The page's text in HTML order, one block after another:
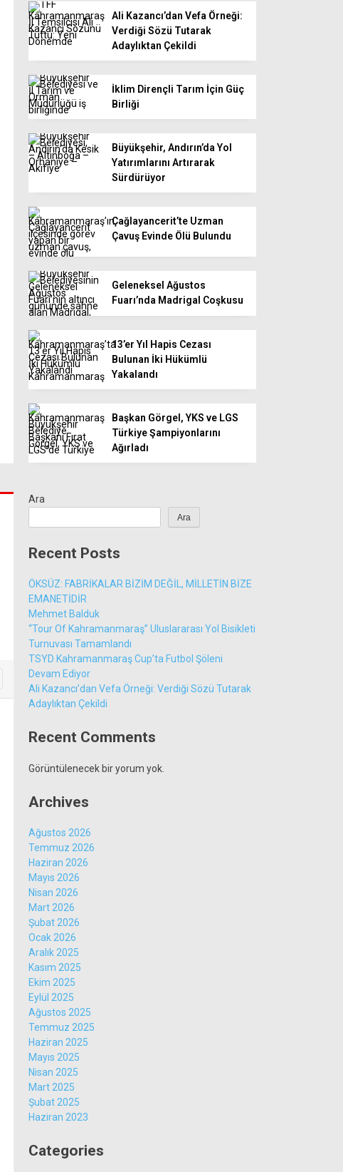
Ali Kazancı’dan Vefa Örneği:
Verdiği Sözü Tutarak
Adaylıktan Çekildi
İklim Dirençli Tarım İçin Güç
Birliği
Büyükşehir, Andırın’da Yol
Yatırımlarını Artırarak
Sürdürüyor
Çağlayancerit’te Uzman
Çavuş Evinde Ölü Bulundu
Geleneksel Ağustos
Fuarı’nda Madrigal Coşkusu
13’er Yıl Hapis Cezası
Bulunan İki Hükümlü
Yakalandı
Başkan Görgel, YKS ve LGS
Türkiye Şampiyonlarını
Ağırladı
Ara
Ara
Recent Posts
ÖKSÜZ: FABRİKALAR BİZİM DEĞİL, MİLLETİN BİZE
EMANETİDİR
Mehmet Balduk
“Tour Of Kahramanmaraş” Uluslararası Yol Bisikleti
Turnuvası Tamamlandı
TSYD Kahramanmaraş Cup’ta Futbol Şöleni
Devam Ediyor
Ali Kazancı’dan Vefa Örneği: Verdiği Sözü Tutarak
Adaylıktan Çekildi
Recent Comments
Görüntülenecek bir yorum yok.
Archives
Ağustos 2026
Temmuz 2026
Haziran 2026
Mayıs 2026
Nisan 2026
Mart 2026
Şubat 2026
Ocak 2026
Aralık 2025
Kasım 2025
Ekim 2025
Eylül 2025
Ağustos 2025
Temmuz 2025
Haziran 2025
Mayıs 2025
Nisan 2025
Mart 2025
Şubat 2025
Haziran 2023
Categories